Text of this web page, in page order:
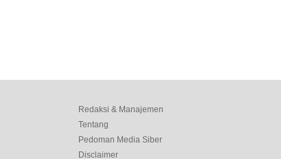
Redaksi & Manajemen
Tentang
Pedoman Media Siber
Disclaimer